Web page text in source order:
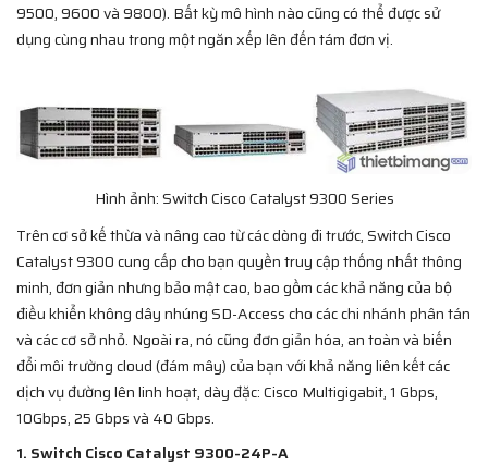
9500, 9600 và 9800). Bất kỳ mô hình nào cũng có thể được sử
dụng cùng nhau trong một ngăn xếp lên đến tám đơn vị.
Hình ảnh: Switch Cisco Catalyst 9300 Series
Trên cơ sở kế thừa và nâng cao từ các dòng đi trước, Switch Cisco
Catalyst 9300 cung cấp cho bạn quyền truy cập thống nhất thông
minh, đơn giản nhưng bảo mật cao, bao gồm các khả năng của bộ
điều khiển không dây nhúng SD-Access cho các chi nhánh phân tán
và các cơ sở nhỏ. Ngoài ra, nó cũng đơn giản hóa, an toàn và biến
đổi môi trường cloud (đám mây) của bạn với khả năng liên kết các
dịch vụ đường lên linh hoạt, dày đặc: Cisco Multigigabit, 1 Gbps,
10Gbps, 25 Gbps và 40 Gbps.
1. Switch Cisco Catalyst 9300-24P-A